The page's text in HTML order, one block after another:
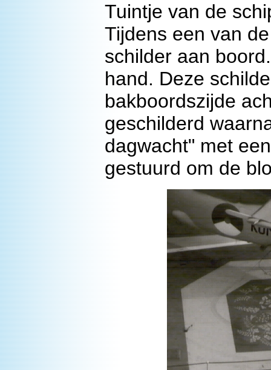
Tuintje van de
Tijdens een van
schilder aan
hand. Deze
bakboordszijde
geschilderd
dagwacht" met
gestuurd om de